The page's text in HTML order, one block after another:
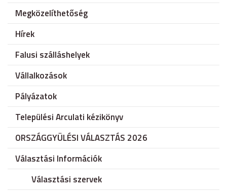
Megközelíthetőség
Hírek
Falusi szálláshelyek
Vállalkozások
Pályázatok
Települési Arculati kézikönyv
ORSZÁGGYÜLÉSI VÁLASZTÁS 2026
Választási Információk
Választási szervek